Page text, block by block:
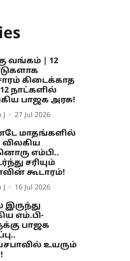
வங்கம் | 12
கிடைக்காத
நாட்களில்
பாஜக அரசு!
27 Jul 2026
மாதங்களில்
விலகிய
எம்பி..
சரியும்
கூடாரம்!
16 Jul 2026
இருந்து
எம்.பி-
பாஜக
உயரும்